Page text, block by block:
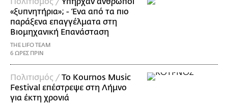
«ξυπνητήρια»; - Ένα από τα πιο
παράξενα επαγγέλματα στη
Βιομηχανική Επανάσταση
THE LIFO TEAM
6 ΩΡΕΣ ΠΡΙΝ
Πολιτισμός /Το Kournos Music
Festival επέστρεψε στη Λήμνο
για έκτη χρονιά